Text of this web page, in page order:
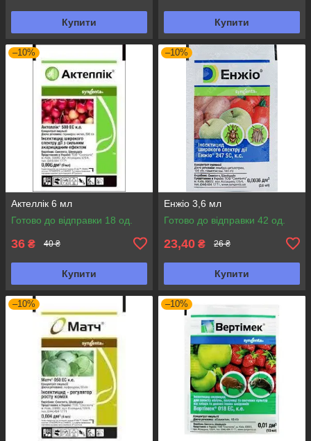
Купити Купити
–10%
Актеллік 6 мл
Готово до відправки 18 од.
36 ₴ 40 ₴
Купити
–10%
Енжіо 3,6 мл
Готово до відправки 42 од.
23,40 ₴ 26 ₴
Купити
–10% –10%